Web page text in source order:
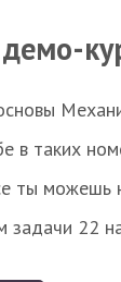
в таких
ты можешь
22